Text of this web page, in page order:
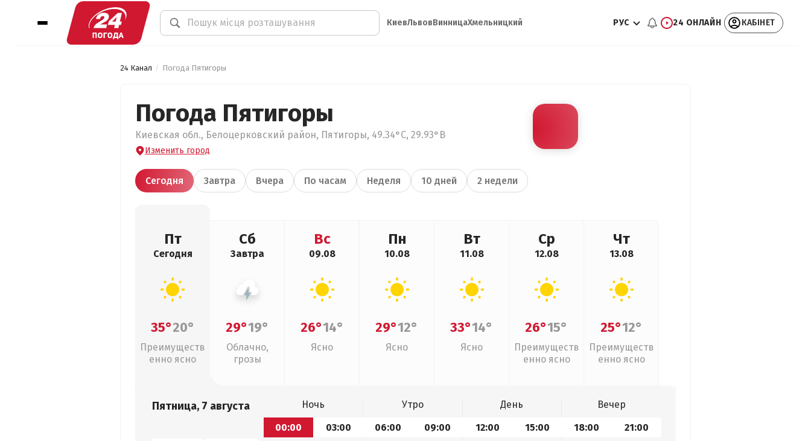
КиевЛьвовВинницаХмельницкий РУС 24 ОНЛАЙН КАБІНЕТ
24 Канал Погода Пятигоры
Погода Пятигоры
Киевская обл., Белоцерковский район, Пятигоры, 49.34°С, 29.93°В
Изменить город
Сегодня Завтра Вчера По часам Неделя 10 дней 2 недели
Пт
Сегодня
35°20°
Преимуществ
енно ясно
Сб
Завтра
29°19°
Облачно,
грозы
Вс
09.08
26°14°
Ясно
Пн
10.08
29°12°
Ясно
Вт
11.08
33°14°
Ясно
Ср
12.08
26°15°
Преимуществ
енно ясно
Чт
13.08
25°12°
Преимуществ
енно ясно
Пятница, 7 августа Ночь Утро День
Вечер
00:00
03:00 06:00 09:00 12:00 15:00 18:00 21:00